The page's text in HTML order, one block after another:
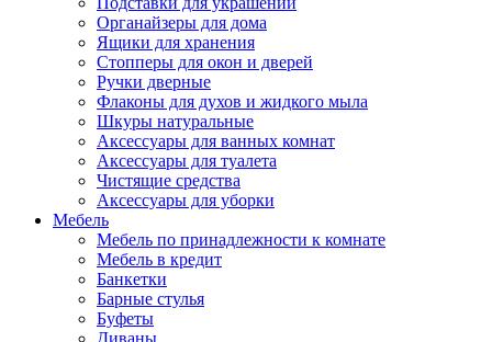
Органайзеры для дома
Ящики для хранения
Стопперы для окон и дверей
Ручки дверные
Флаконы для духов и жидкого мыла
Шкуры натуральные
Аксессуары для ванных комнат
Аксессуары для туалета
Чистящие средства
Аксессуары для уборки
Мебель
Мебель по принадлежности к комнате
Мебель в кредит
Банкетки
Барные стулья
Буфеты
Диваны